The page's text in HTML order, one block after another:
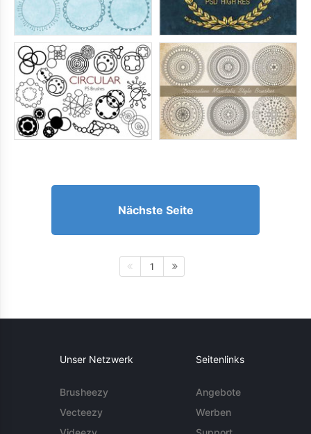
Nächste Seite
1
Unser Netzwerk
Brusheezy
Vecteezy
Seitenlinks
Angebote
Werben